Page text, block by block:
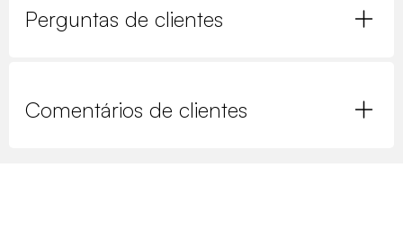
Perguntas de clientes
Comentários de clientes